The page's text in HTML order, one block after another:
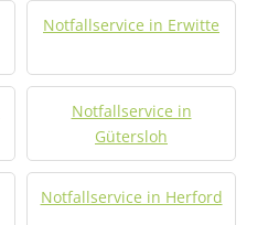
Notfallservice in Erwitte
Notfallservice in
Gütersloh
Notfallservice in Herford